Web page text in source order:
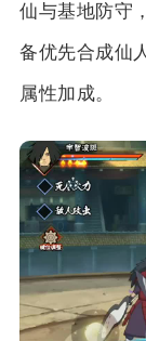
仙与基地防守
备优先合成仙
属性加成。